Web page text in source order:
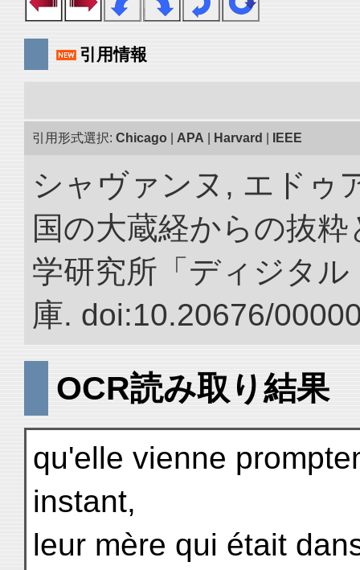
引用情報
引用形式選択: Chicago APA Harvard IEEE
シャヴァンヌ, エドゥ
国の大蔵経からの抜
学研究所「ディジタ
庫. doi:10.20676/
OCR読み取り結果
qu'elle vienne
instant,
leur mère qui était